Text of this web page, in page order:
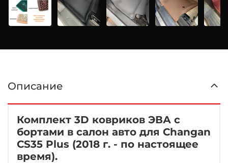
Описание
Комплект 3D ковриков ЭВА с
бортами в салон авто для Changan
CS35 Plus (2018 г. - по настоящее
время).